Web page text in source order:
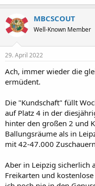
MBCSCOUT
Well-Known Member
29. April 2022
Ach, immer wieder die
ermüdent.
Die "Kundschaft" füllt
auf Platz 4 in der
hinter den großen 2 und
Ballungsräume als in
mit 42-47.000
Aber in Leipzig sicherlich
Freikarten und